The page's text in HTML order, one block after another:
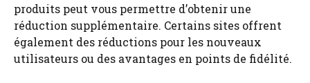
produits peut vous permettre d’obtenir une
réduction supplémentaire. Certains sites offrent
également des réductions pour les nouveaux
utilisateurs ou des avantages en points de fidélité.